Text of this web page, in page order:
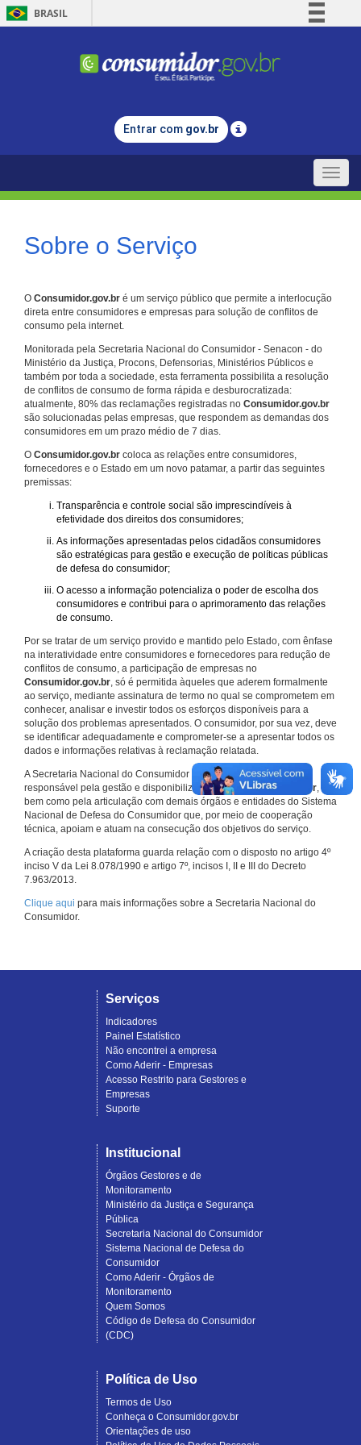
BRASIL
Comunica BR
Legislação
Entrar com gov.br
Toggle
Sobre o Serviço
O Consumidor.gov.br é um serviço público que permite a interlocução
direta entre consumidores e empresas para solução de conflitos de
consumo pela internet.
Monitorada pela Secretaria Nacional do Consumidor - Senacon - do
Ministério da Justiça, Procons, Defensorias, Ministérios Públicos e
também por toda a sociedade, esta ferramenta possibilita a resolução
de conflitos de consumo de forma rápida e desburocratizada:
atualmente, 80% das reclamações registradas no Consumidor.gov.br
são solucionadas pelas empresas, que respondem as demandas dos
consumidores em um prazo médio de 7 dias.
O Consumidor.gov.br coloca as relações entre consumidores,
fornecedores e o Estado em um novo patamar, a partir das seguintes
premissas:
Transparência e controle social são imprescindíveis à
efetividade dos direitos dos consumidores;
As informações apresentadas pelos cidadãos consumidores
são estratégicas para gestão e execução de políticas públicas
de defesa do consumidor;
O acesso a informação potencializa o poder de escolha dos
consumidores e contribui para o aprimoramento das relações
de consumo.
Por se tratar de um serviço provido e mantido pelo Estado, com ênfase
na interatividade entre consumidores e fornecedores para redução de
conflitos de consumo, a participação de empresas no
Consumidor.gov.br, só é permitida àqueles que aderem formalmente
ao serviço, mediante assinatura de termo no qual se comprometem em
conhecer, analisar e investir todos os esforços disponíveis para a
solução dos problemas apresentados. O consumidor, por sua vez, deve
se identificar adequadamente e comprometer-se a apresentar todos os
dados e informações relativas à reclamação relatada.
A Secretaria Nacional do Consumidor do Ministério da Justiça é a
responsável pela gestão e disponibilização doConsumidor.gov.br,
bem como pela articulação com demais órgãos e entidades do Sistema
Nacional de Defesa do Consumidor que, por meio de cooperação
técnica, apoiam e atuam na consecução dos objetivos do serviço.
A criação desta plataforma guarda relação com o disposto no artigo 4º
inciso V da Lei 8.078/1990 e artigo 7º, incisos I, II e III do Decreto
7.963/2013.
Clique aqui para mais informações sobre a Secretaria Nacional do
Consumidor.
Serviços
Indicadores
Painel Estatístico
Não encontrei a empresa
Como Aderir - Empresas
Acesso Restrito para Gestores e
Empresas
Suporte
Institucional
Órgãos Gestores e de
Monitoramento
Ministério da Justiça e Segurança
Pública
Secretaria Nacional do Consumidor
Sistema Nacional de Defesa do
Consumidor
Como Aderir - Órgãos de
Monitoramento
Quem Somos
Código de Defesa do Consumidor
(CDC)
Política de Uso
Termos de Uso
Conheça o Consumidor.gov.br
Orientações de uso